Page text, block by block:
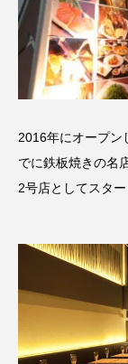
2016年にオープン
でに鉄板焼きの名
2号店としてスター